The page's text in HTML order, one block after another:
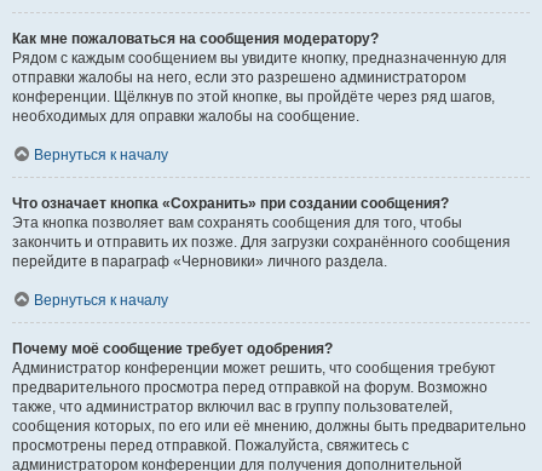
Как мне пожаловаться на сообщения модератору?
Рядом с каждым сообщением вы увидите кнопку, предназначенную для
отправки жалобы на него, если это разрешено администратором
конференции. Щёлкнув по этой кнопке, вы пройдёте через ряд шагов,
необходимых для оправки жалобы на сообщение.
Вернуться к началу
Что означает кнопка «Сохранить» при создании сообщения?
Эта кнопка позволяет вам сохранять сообщения для того, чтобы
закончить и отправить их позже. Для загрузки сохранённого сообщения
перейдите в параграф «Черновики» личного раздела.
Вернуться к началу
Почему моё сообщение требует одобрения?
Администратор конференции может решить, что сообщения требуют
предварительного просмотра перед отправкой на форум. Возможно
также, что администратор включил вас в группу пользователей,
сообщения которых, по его или её мнению, должны быть предварительно
просмотрены перед отправкой. Пожалуйста, свяжитесь с
администратором конференции для получения дополнительной